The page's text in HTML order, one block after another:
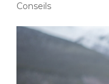
Conseils